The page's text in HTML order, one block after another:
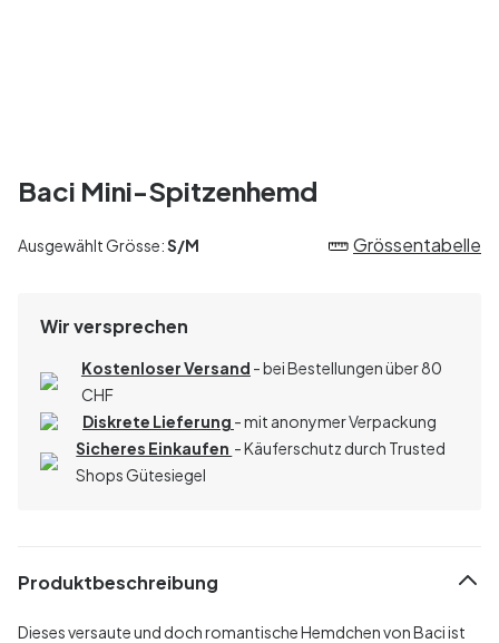
Baci Mini-Spitzenhemd
Ausgewählt Grösse:S/M Grössentabelle
Wir versprechen
Kostenloser Versand - bei Bestellungen über 80
CHF
Diskrete Lieferung - mit anonymer Verpackung
Sicheres Einkaufen - Käuferschutz durch Trusted
Shops Gütesiegel
Produktbeschreibung
Dieses versaute und doch romantische Hemdchen von Baci ist